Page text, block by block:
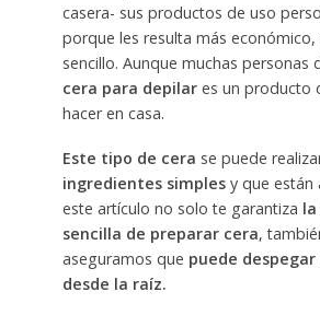
casera- sus productos de uso
porque les resulta más
sencillo. Aunque muchas personas
cera para depilares un producto
hacer en casa.
Este tipo de cera se puede
ingredientes simplesy que están
este artículo no solo te garantiza
sencilla de preparar cera,
aseguramos que puede despegar
desde la raíz.